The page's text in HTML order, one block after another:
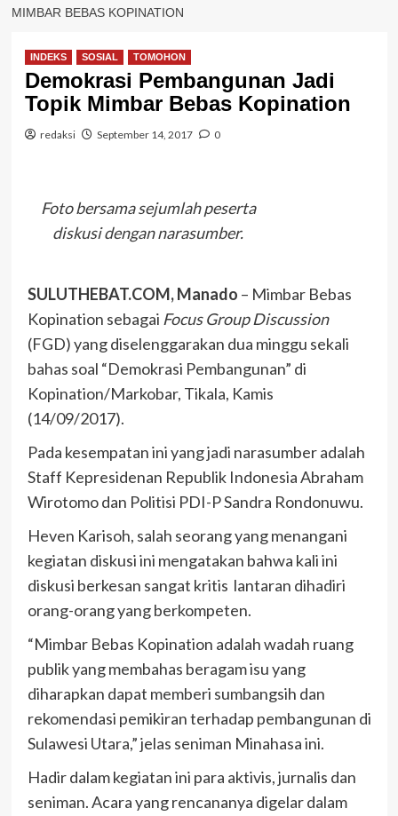
MIMBAR BEBAS KOPINATION
INDEKS SOSIAL TOMOHON
Demokrasi Pembangunan Jadi
Topik Mimbar Bebas Kopination
redaksi September 14, 2017 0
Foto bersama sejumlah peserta
diskusi dengan narasumber.
SULUTHEBAT.COM, Manado – Mimbar Bebas
Kopination sebagai Focus Group Discussion
(FGD) yang diselenggarakan dua minggu sekali
bahas soal “Demokrasi Pembangunan” di
Kopination/Markobar, Tikala, Kamis
(14/09/2017).
Pada kesempatan ini yang jadi narasumber adalah
Staff Kepresidenan Republik Indonesia Abraham
Wirotomo dan Politisi PDI-P Sandra Rondonuwu.
Heven Karisoh, salah seorang yang menangani
kegiatan diskusi ini mengatakan bahwa kali ini
diskusi berkesan sangat kritis lantaran dihadiri
orang-orang yang berkompeten.
“Mimbar Bebas Kopination adalah wadah ruang
publik yang membahas beragam isu yang
diharapkan dapat memberi sumbangsih dan
rekomendasi pemikiran terhadap pembangunan di
Sulawesi Utara,” jelas seniman Minahasa ini.
Hadir dalam kegiatan ini para aktivis, jurnalis dan
seniman. Acara yang rencananya digelar dalam